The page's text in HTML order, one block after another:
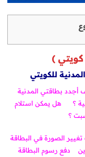
)
للكويتي
أجدد بطاقتي المدنية
؟
هل يمكن استلام
؟
تغيير الصورة في البطاقة
دفع رسوم البطاقة